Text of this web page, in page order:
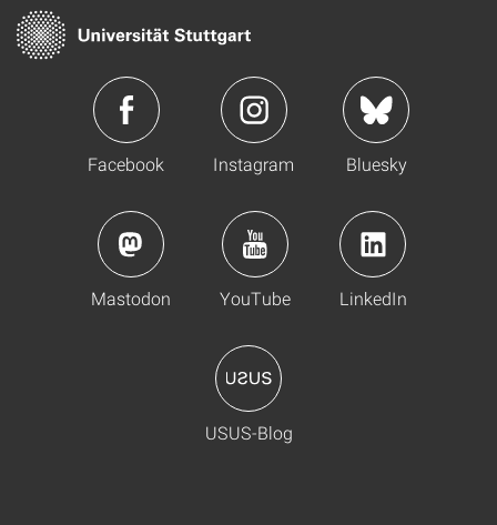
Facebook Instagram Bluesky
Mastodon YouTube LinkedIn
USUS-Blog